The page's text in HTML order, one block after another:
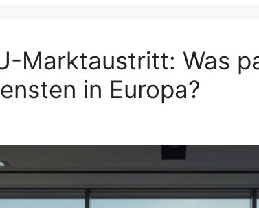
Marktaustritt: Was
in Europa?